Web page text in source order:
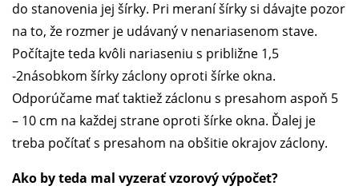
do stanovenia jej šírky. Pri meraní šírky si dávajte pozor
na to, že rozmer je udávaný v nenariasenom stave.
Počítajte teda kvôli nariaseniu s približne 1,5
-2násobkom šírky záclony oproti šírke okna.
Odporúčame mať taktiež záclonu s presahom aspoň 5
– 10 cm na každej strane oproti šírke okna. Ďalej je
treba počítať s presahom na obšitie okrajov záclony.
Ako by teda mal vyzerať vzorový výpočet?